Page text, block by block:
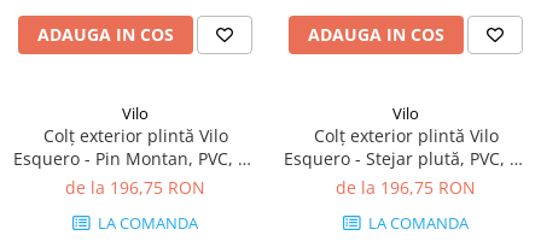
ADAUGA IN COS ADAUGA IN COS
Vilo
Colț exterior plintă Vilo
Esquero - Pin Montan, PVC, 20
buc/cutie, compatibil plintă
de la 196,75 RON
LA COMANDA
Vilo
Colț exterior plintă Vilo
Esquero - Stejar plută, PVC, 20
buc/cutie, compatibil plintă
de la 196,75 RON
LA COMANDA